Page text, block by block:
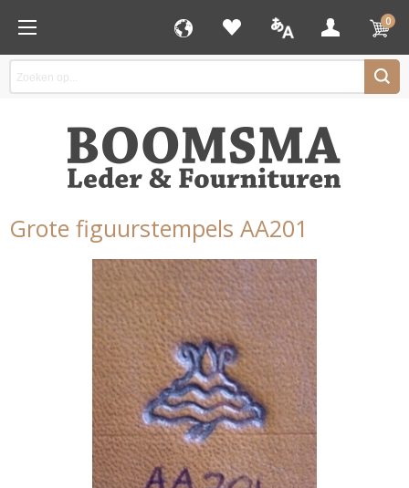
0
Grote figuurstempels AA201